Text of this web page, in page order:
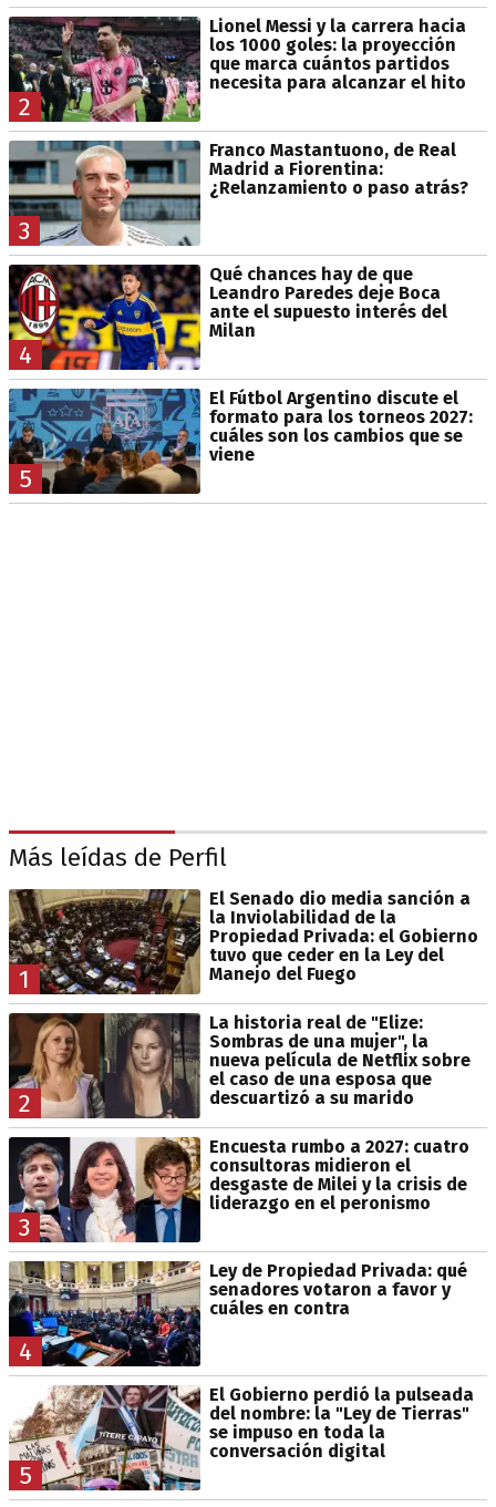
2
Lionel Messi y la carrera hacia
los 1000 goles: la proyección
que marca cuántos partidos
necesita para alcanzar el hito
3
Franco Mastantuono, de Real
Madrid a Fiorentina:
¿Relanzamiento o paso atrás?
4
Qué chances hay de que
Leandro Paredes deje Boca
ante el supuesto interés del
Milan
5
El Fútbol Argentino discute el
formato para los torneos 2027:
cuáles son los cambios que se
viene
Más leídas de Perfil
1
El Senado dio media sanción a
la Inviolabilidad de la
Propiedad Privada: el Gobierno
tuvo que ceder en la Ley del
Manejo del Fuego
2
La historia real de "Elize:
Sombras de una mujer", la
nueva película de Netflix sobre
el caso de una esposa que
descuartizó a su marido
3
Encuesta rumbo a 2027: cuatro
consultoras midieron el
desgaste de Milei y la crisis de
liderazgo en el peronismo
4
Ley de Propiedad Privada: qué
senadores votaron a favor y
cuáles en contra
5
El Gobierno perdió la pulseada
del nombre: la "Ley de Tierras"
se impuso en toda la
conversación digital